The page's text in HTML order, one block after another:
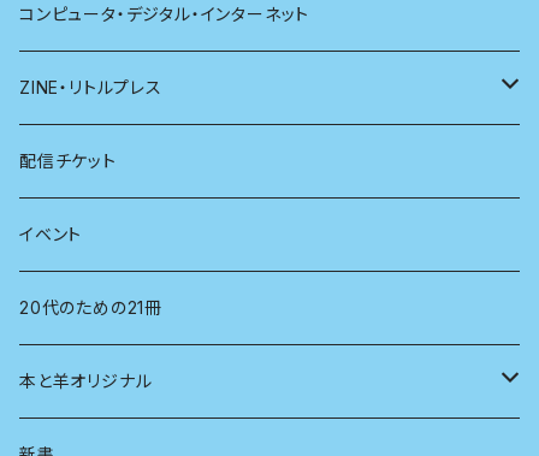
哲学
医学
看護学
心理学
経営学
言語学
法律
珈琲
雑貨
コンピュータ・デジタル・インターネット
ZINE・リトルプレス
電子版（EPub）
電子版（PDF）
配信チケット
イベント
20代のための21冊
本と羊オリジナル